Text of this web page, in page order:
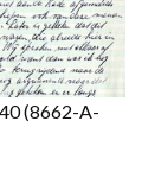
(8662-A-